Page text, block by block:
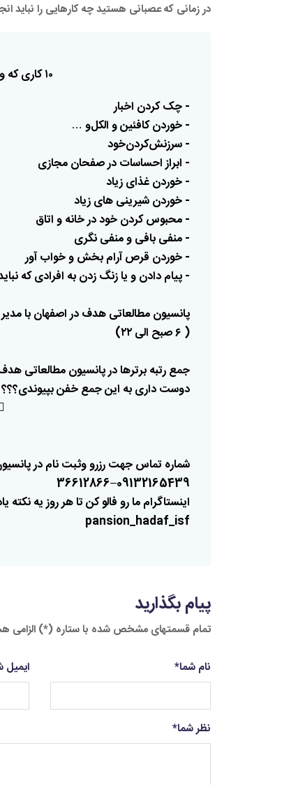
در زمانی که عصبانی هستید چه کارهایی را نباید
۱۰کاریکه
- چک‌ کردن اخبار
- خوردنکافئینوالکل‌و …
- سرزنش‌کردن‌خود
- ابرازاحساساتدرصفحانمجازی
- خوردنغذایزیاد
- خوردنشیرینیهایزیاد
- محبوسکردنخوددرخانهواتاق
- منفیبافیومنفینگری
- خوردن قرصآرامبخشوخوابآور
- پیامدادنویازنگزدنبه افرادیکه
پانسیونمطالعاتیهدفدراصفهانبا
( ۶صبح الی۲۲)
جمعرتبهبرترهادرپانسیونمطالعاتی
دوستداریبه اینجمعخفنبپیوندی؟؟؟
شماره تماسجهترزروو‌ثبتنامدر
09132165439–36612866
اینستاگرامماروفالوکنتاهرروزیهنکته
pansion_hadaf_isf
پیام بگذارید
تمام قسمتهای مشخص شده با ستاره (*) الزامی
نام شما* ایمیل
نظر شما*